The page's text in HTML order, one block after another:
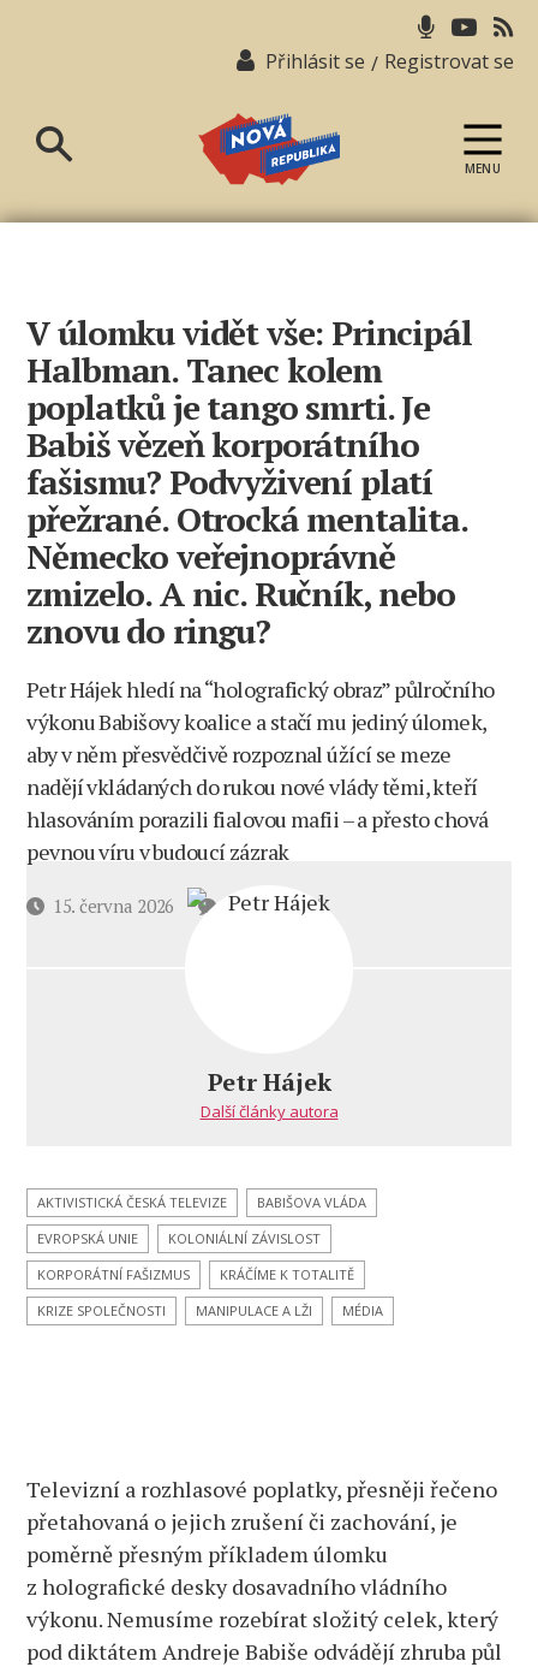
Přihlásit se / Registrovat se
republika
MENU
V úlomku vidět vše: Principál
Halbman. Tanec kolem
poplatků je tango smrti. Je
Babiš vězeň korporátního
fašismu? Podvyživení platí
přežrané. Otrocká mentalita.
Německo veřejnoprávně
zmizelo. A nic. Ručník, nebo
znovu do ringu?
Petr Hájek hledí na “holografický obraz” půlročního
výkonu Babišovy koalice a stačí mu jediný úlomek,
aby v něm přesvědčivě rozpoznal úžící se meze
nadějí vkládaných do rukou nové vlády těmi, kteří
hlasováním porazili fialovou mafii – a přesto chová
pevnou víru v budoucí zázrak
Datum15. června 2026 5 komentářůu
vše:
Principál
kolem
poplatků
je
tango
smrti.
Je
platí
přežrané.
mentalita.
Německo
veřejnoprávně
zmizelo.
Petr Hájek
Další články autora
AKTIVISTICKÁ ČESKÁ TELEVIZE
BABIŠOVA VLÁDA
EVROPSKÁ UNIE
KOLONIÁLNÍ ZÁVISLOST
KORPORÁTNÍ FAŠIZMUS
KRÁČÍME K TOTALITĚ
KRIZE SPOLEČNOSTI
MANIPULACE A LŽI MÉDIA
Televizní a rozhlasové poplatky, přesněji řečeno
přetahovaná o jejich zrušení či zachování, je
poměrně přesným příkladem úlomku
z holografické desky dosavadního vládního
výkonu. Nemusíme rozebírat složitý celek, který
pod diktátem Andreje Babiše odvádějí zhruba půl